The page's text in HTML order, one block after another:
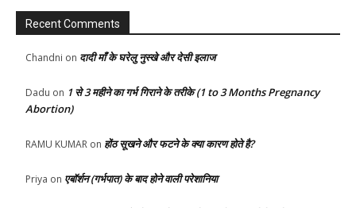
Recent Comments
Chandni on दादी माँ के घरेलु नुस्खे और देसी इलाज
Dadu on 1 से 3 महीने का गर्भ गिराने के तरीके (1 to 3 Months Pregnancy
Abortion)
RAMU KUMAR on होंठ सूखने और फटने के क्या कारण होते है?
Priya on एबॉर्शन (गर्भपात) के बाद होने वाली परेशानिया